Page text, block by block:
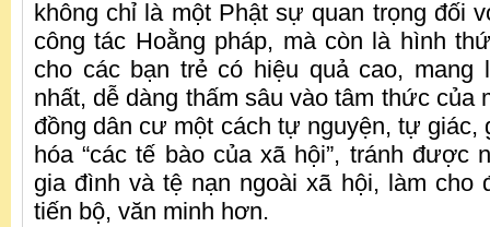
không chỉ là một Phật sự quan trọng đối
công tác Hoằng pháp, mà còn là hình
cho các bạn trẻ có hiệu quả cao,
nhất, dễ dàng thấm sâu vào tâm thức của
đồng dân cư một cách tự nguyện, tự giác,
hóa “các tế bào của xã hội”, tránh được
gia đình và tệ nạn ngoài xã hội, làm cho
tiến bộ, văn minh hơn.